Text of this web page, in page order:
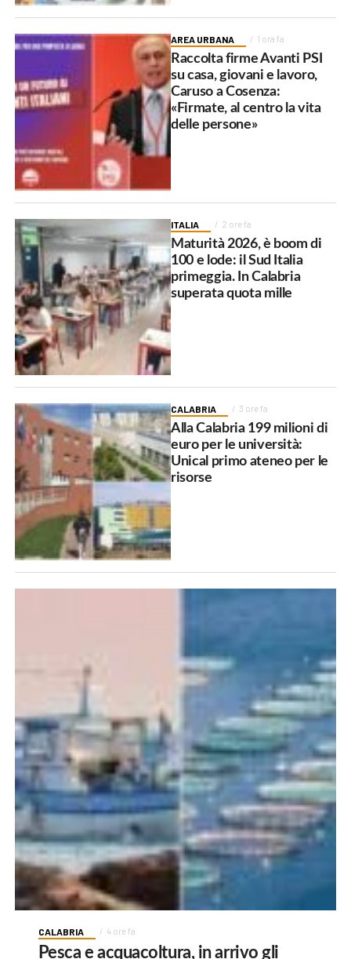
AREA URBANA 1 ora fa
Raccolta firme Avanti PSI
su casa, giovani e lavoro,
Caruso a Cosenza:
«Firmate, al centro la vita
delle persone»
ITALIA 2 ore fa
Maturità 2026, è boom di
100 e lode: il Sud Italia
primeggia. In Calabria
superata quota mille
CALABRIA 3 ore fa
Alla Calabria 199 milioni di
euro per le università:
Unical primo ateneo per le
risorse
CALABRIA 4 ore fa
Pesca e acquacoltura, in arrivo gli